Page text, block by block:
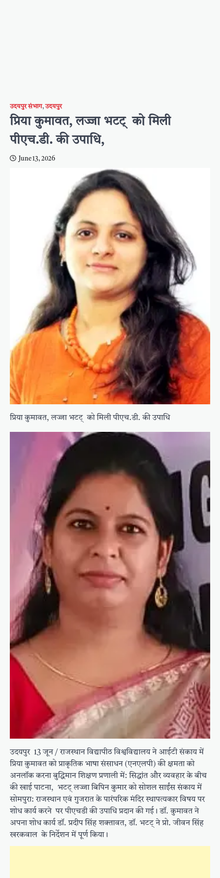
उदयपुर संभाग, उदयपुर
प्रिया कुमावत, लज्जा भटट् को मिली
पीएच.डी. की उपाधि,
June 13, 2026
प्रिया कुमावत, लज्जा भटट् को मिली पीएच.डी. की उपाधि
उदयपुर 13 जून / राजस्थान विद्यापीठ विश्वविद्यालय ने आईटी संकाय में
प्रिया कुमावत को प्राकृतिक भाषा संसाधन (एनएलपी) की क्षमता को
अनलॉक करना बुद्धिमान शिक्षण प्रणाली में: सिद्धांत और व्यवहार के बीच
की खाई पाटना, भटट् लज्जा बिपिन कुमार को सोशल साईंस संकाय में
सोमपुरा: राजस्थान एवं गुजरात के पारंपरिक मंदिर स्थापत्यकार विषय पर
शोध कार्य करने पर पीएचडी की उपाधि प्रदान की गई। डॉ. कुमावत ने
अपना शोध कार्य डॉ. प्रदीप सिंह शक्तावत, डॉ. भटट् ने प्रो. जीवन सिंह
खरकवाल के निर्देशन में पूर्ण किया।